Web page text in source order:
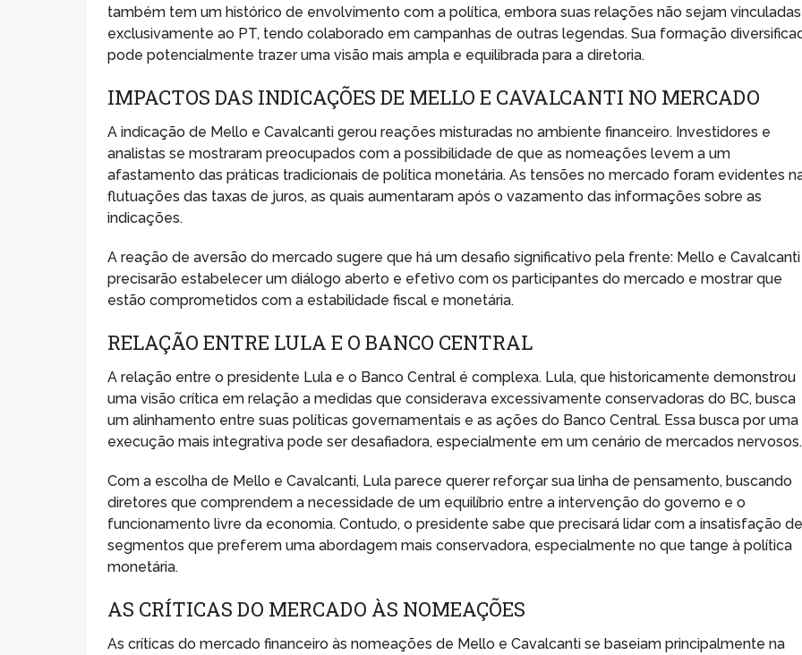
também tem um histórico de envolvimento com a política, embora suas relações não sejam vinculadas
exclusivamente ao PT, tendo colaborado em campanhas de outras legendas. Sua formação
pode potencialmente trazer uma visão mais ampla e equilibrada para a diretoria.
IMPACTOS DAS INDICAÇÕES DE MELLO E CAVALCANTI NO MERCADO
A indicação de Mello e Cavalcanti gerou reações misturadas no ambiente financeiro. Investidores e
analistas se mostraram preocupados com a possibilidade de que as nomeações levem a um
afastamento das práticas tradicionais de política monetária. As tensões no mercado foram evidentes
flutuações das taxas de juros, as quais aumentaram após o vazamento das informações sobre as
indicações.
A reação de aversão do mercado sugere que há um desafio significativo pela frente: Mello e Cavalcanti
precisarão estabelecer um diálogo aberto e efetivo com os participantes do mercado e mostrar que
estão comprometidos com a estabilidade fiscal e monetária.
RELAÇÃO ENTRE LULA E O BANCO CENTRAL
A relação entre o presidente Lula e o Banco Central é complexa. Lula, que historicamente demonstrou
uma visão crítica em relação a medidas que considerava excessivamente conservadoras do BC, busca
um alinhamento entre suas políticas governamentais e as ações do Banco Central. Essa busca por uma
execução mais integrativa pode ser desafiadora, especialmente em um cenário de mercados nervosos.
Com a escolha de Mello e Cavalcanti, Lula parece querer reforçar sua linha de pensamento, buscando
diretores que comprendem a necessidade de um equilíbrio entre a intervenção do governo e o
funcionamento livre da economia. Contudo, o presidente sabe que precisará lidar com a insatisfação
segmentos que preferem uma abordagem mais conservadora, especialmente no que tange à política
monetária.
AS CRÍTICAS DO MERCADO ÀS NOMEAÇÕES
As críticas do mercado financeiro às nomeações de Mello e Cavalcanti se baseiam principalmente na